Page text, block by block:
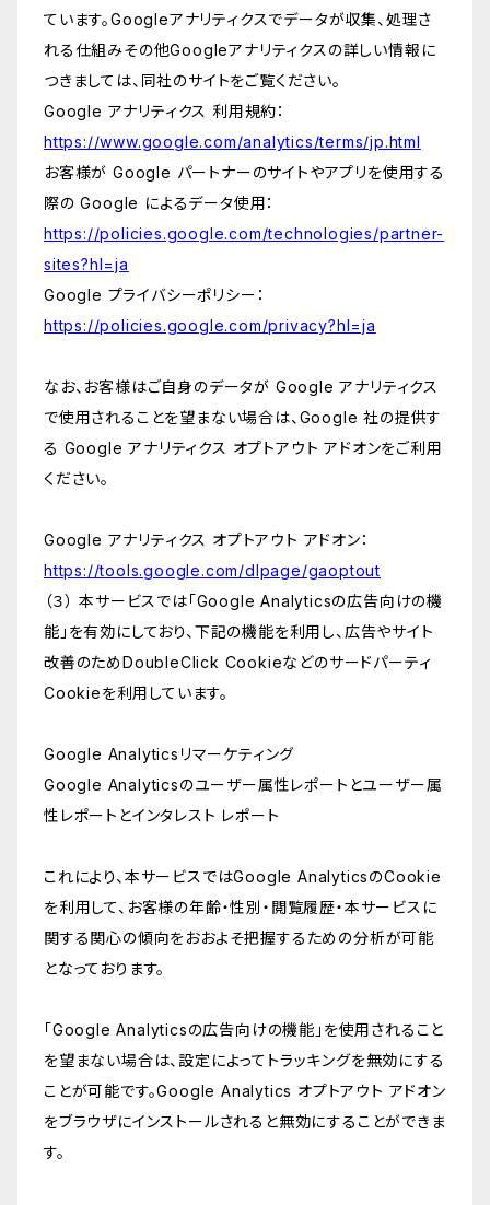
ています。Googleアナリティクスでデータが収集、処理さ
れる仕組みその他Googleアナリティクスの詳しい情報に
つきましては、同社のサイトをご覧ください。
Google アナリティクス 利用規約：
https://www.google.com/analytics/terms/jp.html
お客様が Google パートナーのサイトやアプリを使用する
際の Google によるデータ使用：
https://policies.google.com/technologies/partner-
sites?hl=ja
Google プライバシーポリシー：
https://policies.google.com/privacy?hl=ja
なお、お客様はご自身のデータが Google アナリティクス
で使用されることを望まない場合は、Google 社の提供す
る Google アナリティクス オプトアウト アドオンをご利用
ください。
Google アナリティクス オプトアウト アドオン：
https://tools.google.com/dlpage/gaoptout
（３） 本サービスでは「Google Analyticsの広告向けの機
能」を有効にしており、下記の機能を利用し、広告やサイト
改善のためDoubleClick Cookieなどのサードパーティ
Cookieを利用しています。
Google Analyticsリマーケティング
Google Analyticsのユーザー属性レポートとユーザー属
性レポートとインタレスト レポート
これにより、本サービスではGoogle AnalyticsのCookie
を利用して、お客様の年齢・性別・閲覧履歴・本サービスに
関する関心の傾向をおおよそ把握するための分析が可能
となっております。
「Google Analyticsの広告向けの機能」を使用されること
を望まない場合は、設定によってトラッキングを無効にする
ことが可能です。Google Analytics オプトアウト アドオン
をブラウザにインストールされると無効にすることができま
す。